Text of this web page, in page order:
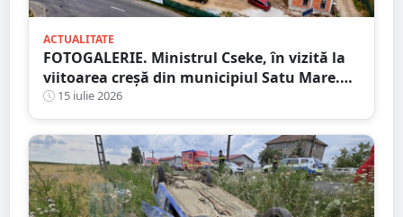
ACTUALITATE
FOTOGALERIE. Ministrul Cseke, în vizită la
viitoarea creșă din municipiul Satu Mare.
Ce spune primarul despre lucrări
15 iulie 2026